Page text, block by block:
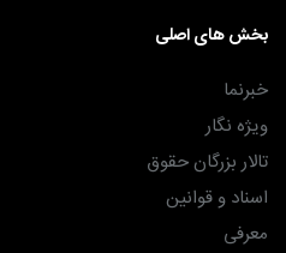
بخش های اصلی
خبرنما
ویژه نگار
تالار بزرگان حقوق
اسناد و قوانین
معرفی